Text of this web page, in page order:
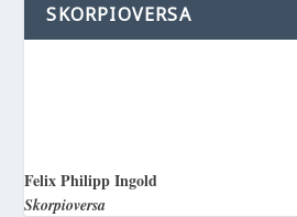
SKORPIOVERSA
Felix Philipp Ingold
Skorpioversa